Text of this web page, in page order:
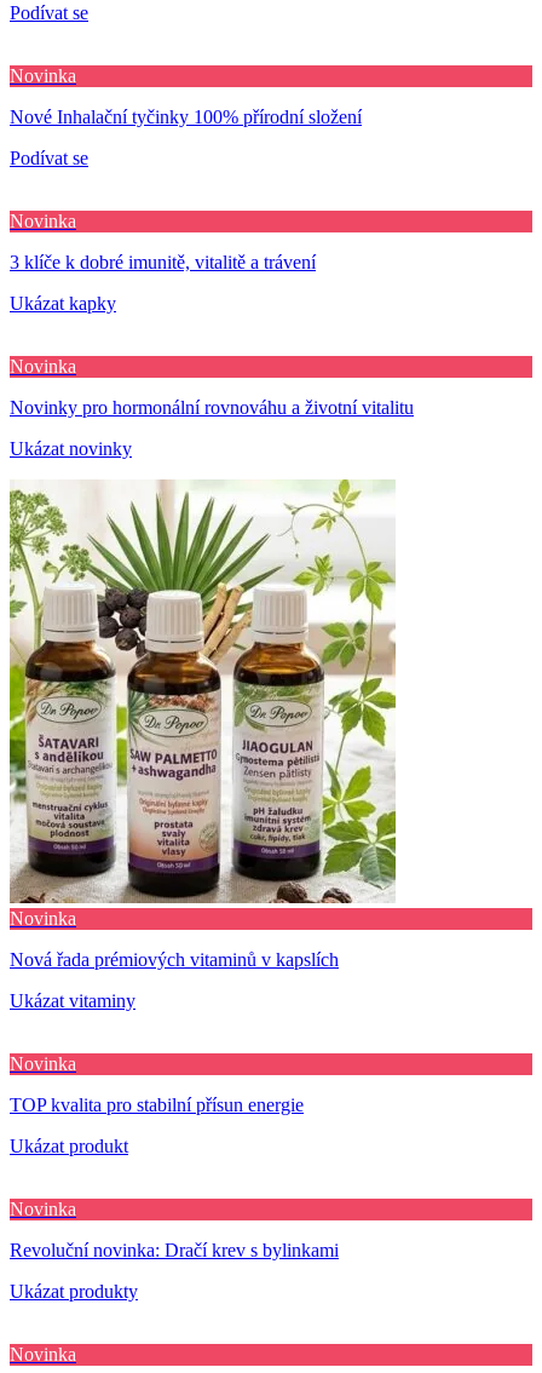
Podívat se
Novinka
Nové Inhalační tyčinky 100% přírodní složení
Podívat se
Novinka
3 klíče k dobré imunitě, vitalitě a trávení
Ukázat kapky
Novinka
Novinky pro hormonální rovnováhu a životní vitalitu
Ukázat novinky
Novinka
Nová řada prémiových vitaminů v kapslích
Ukázat vitaminy
Novinka
TOP kvalita pro stabilní přísun energie
Ukázat produkt
Novinka
Revoluční novinka: Dračí krev s bylinkami
Ukázat produkty
Novinka